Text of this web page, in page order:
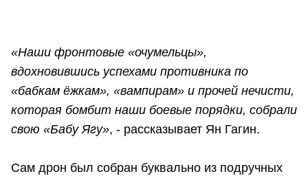
«Наши фронтовые «очумельцы»,
вдохновившись успехами противника по
«бабкам ёжкам», «вампирам» и прочей нечисти,
которая бомбит наши боевые порядки, собрали
свою «Бабу Ягу», - рассказывает Ян Гагин.
Сам дрон был собран буквально из подручных